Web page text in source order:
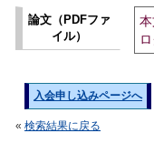
論文（PDFファ
イル）
入会申し込みページへ
« 検索結果に戻る